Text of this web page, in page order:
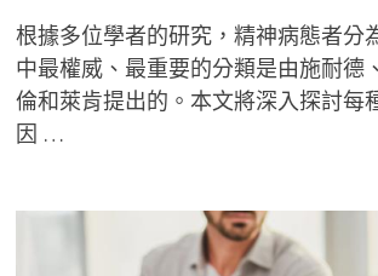
根據多位學者的研究，精神病態者分
中最權威、最重要的分類是由施耐德
倫和萊肯提出的。本文將深入探討每
因 …